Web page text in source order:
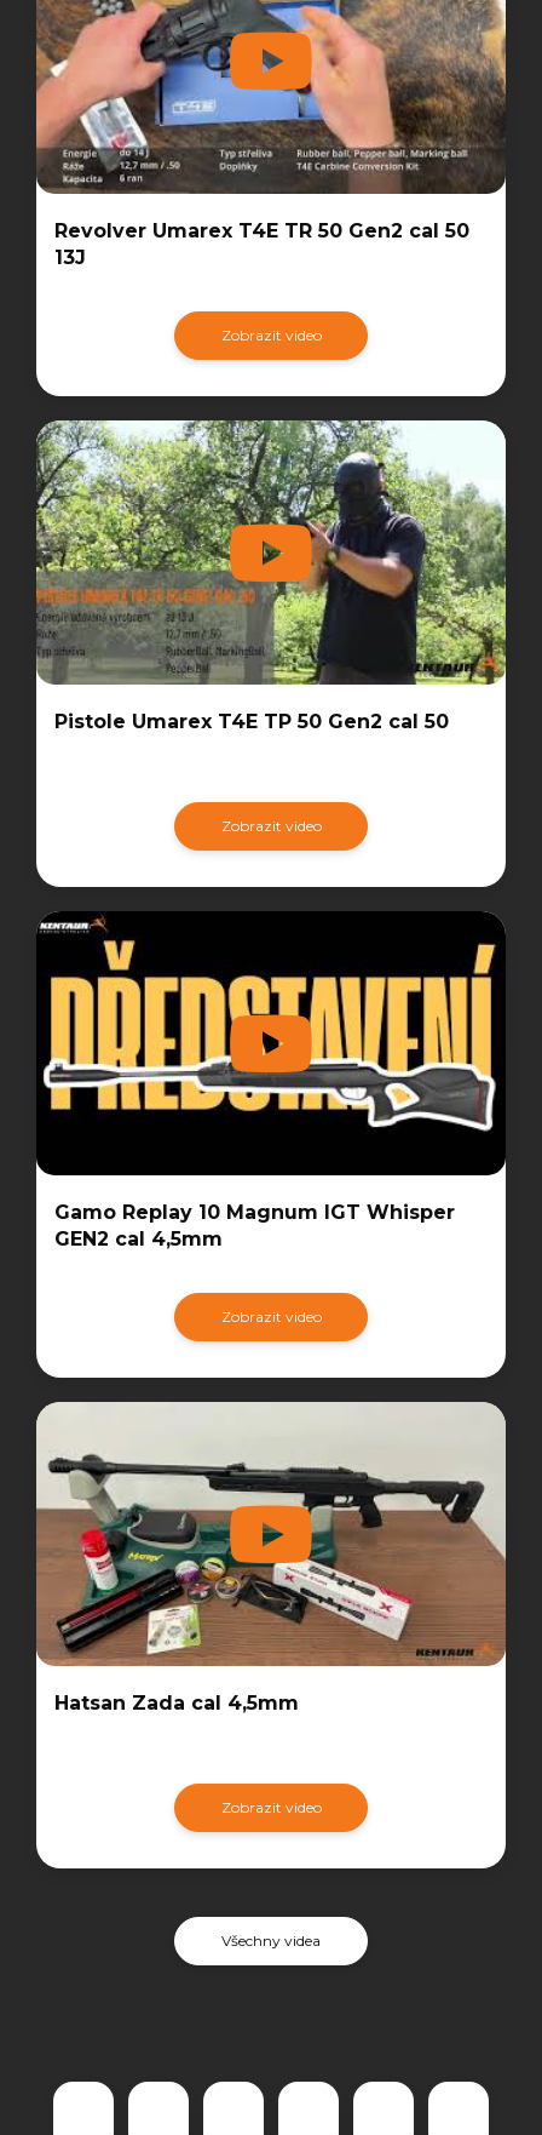
Revolver Umarex T4E TR 50 Gen2 cal 50
13J
Zobrazit video
Pistole Umarex T4E TP 50 Gen2 cal 50
Zobrazit video
Gamo Replay 10 Magnum IGT Whisper
GEN2 cal 4,5mm
Zobrazit video
Hatsan Zada cal 4,5mm
Zobrazit video
Všechny videa